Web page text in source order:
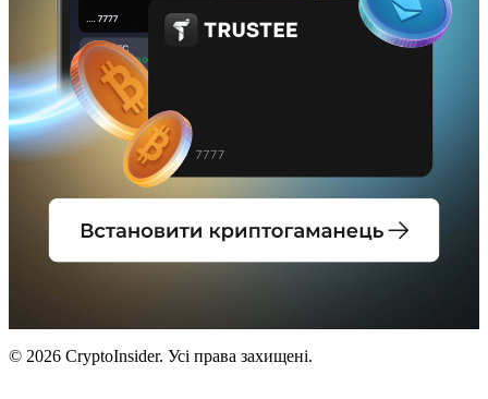
© 2026 CryptoInsider. Усі права захищені.